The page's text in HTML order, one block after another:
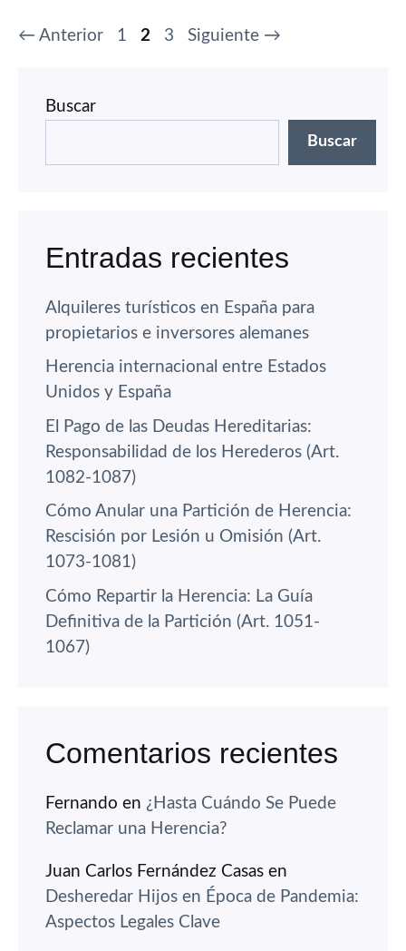
← Anterior Página
1 Página
2 Página
3 Siguiente →
Buscar
Buscar
Entradas recientes
Alquileres turísticos en España para
propietarios e inversores alemanes
Herencia internacional entre Estados
Unidos y España
El Pago de las Deudas Hereditarias:
Responsabilidad de los Herederos (Art.
1082-1087)
Cómo Anular una Partición de Herencia:
Rescisión por Lesión u Omisión (Art.
1073-1081)
Cómo Repartir la Herencia: La Guía
Definitiva de la Partición (Art. 1051-
1067)
Comentarios recientes
Fernando en ¿Hasta Cuándo Se Puede
Reclamar una Herencia?
Juan Carlos Fernández Casas en
Desheredar Hijos en Época de Pandemia:
Aspectos Legales Clave